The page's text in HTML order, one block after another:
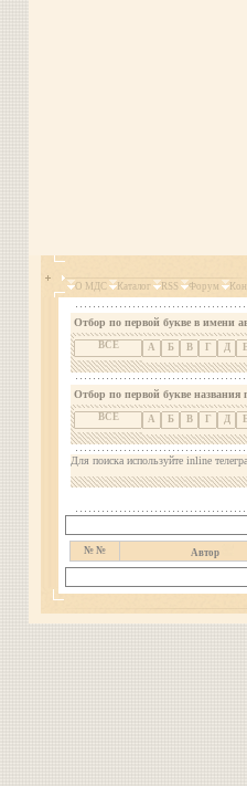
О МДС Каталог RSS Форум
Отбор по первой букве в имени
ВСЕ А Б В Г Д
Отбор по первой букве названия
ВСЕ А Б В Г Д
Для поиска используйте inline
№ № Автор